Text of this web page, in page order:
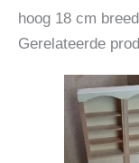
hoog 18 cm
Gerelateerde